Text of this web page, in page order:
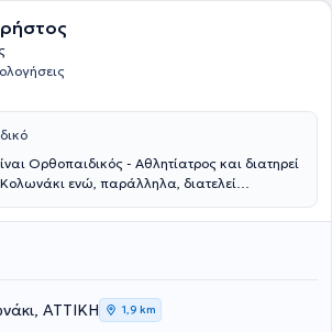
Ορθοπαιδικός - Αθλητίατρος και διατηρεί
Κολωνάκι ενώ, παράλληλα, διατελεί
της Ιατρικής σχολής του Πανεπιστημίου
στην Ορθοπαιδική και την Αθλητιατρική
και στο ΓΝΑ "ΚΑΤ". Διαθέτει πολυετή
ιατρός σε ομάδες ποδοσφαίρου και
Α' εθνικής κατηγορίας καθώς και της
ΑΤΤΙΚΗ 1,9 km